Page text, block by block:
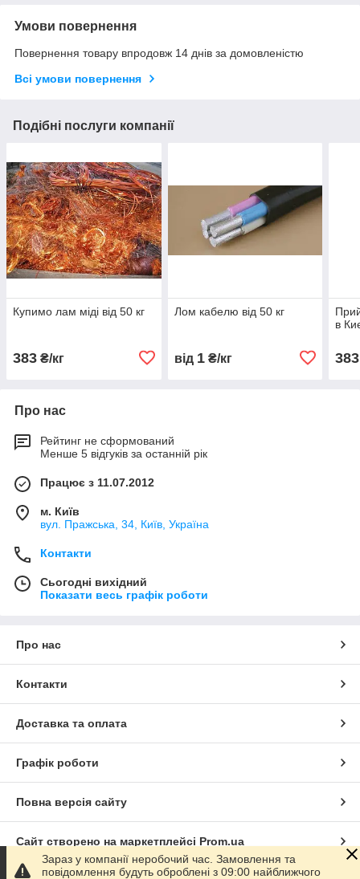
Умови повернення
Повернення товару впродовж 14 днів за домовленістю
Всі умови повернення
Подібні послуги компанії
Купимо лам міді від 50 кг
383 ₴/кг
Лом кабелю від 50 кг
від 1₴/кг
в
383
Про нас
Рейтинг не сформований
Менше 5 відгуків за останній рік
Працює з 11.07.2012
м. Київ
вул. Пражська, 34, Київ, Україна
Контакти
Сьогодні вихідний
Показати весь графік роботи
Про нас
Контакти
Доставка та оплата
Графік роботи
Повна версія сайту
Сайт створено на маркетплейсі Prom.ua
Зараз у компанії неробочий час. Замовлення та
повідомлення будуть оброблені з 09:00 найближчого